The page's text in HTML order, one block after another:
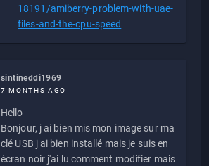
18191/amiberry-problem-with-uae-
files-and-the-cpu-speed
sintineddi1969
7 MONTHS AGO
Hello
Bonjour, j ai bien mis mon image sur ma
clé USB j ai bien installé mais je suis en
écran noir j'ai lu comment modifier mais